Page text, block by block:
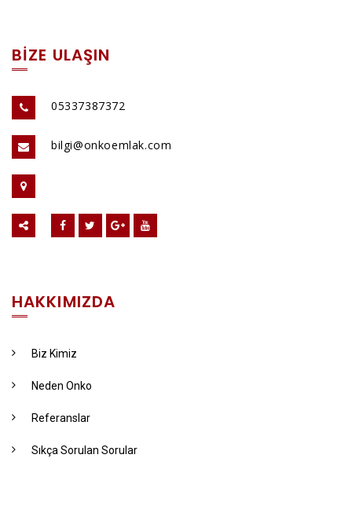
BİZE ULAŞIN
05337387372
bilgi@onkoemlak.com
HAKKIMIZDA
Biz Kimiz
Neden Onko
Referanslar
Sıkça Sorulan Sorular